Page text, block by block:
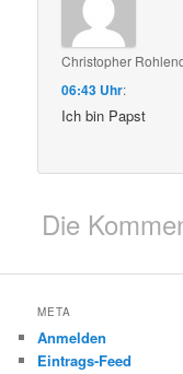
Christopher
06:43 Uhr:
Ich bin Papst
Die
META
Anmelden
Eintrags-Feed